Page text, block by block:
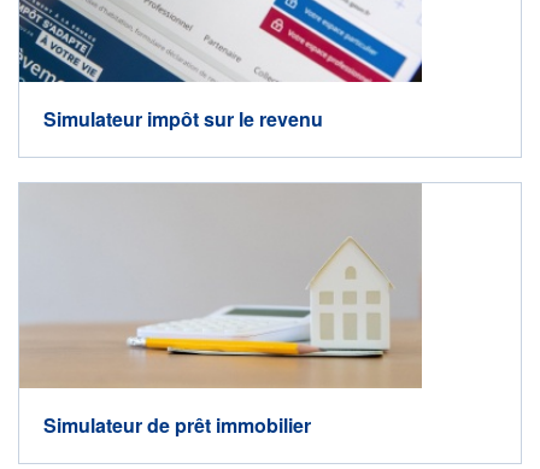
Simulateur impôt sur le revenu
Simulateur de prêt immobilier